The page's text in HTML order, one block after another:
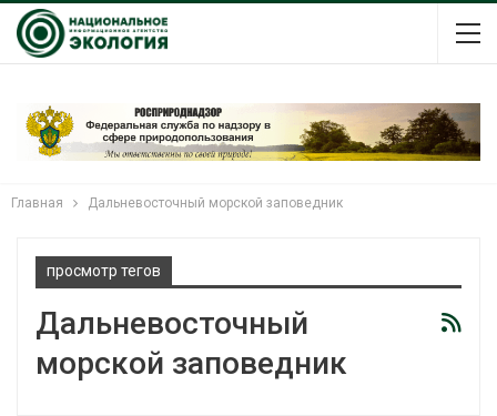
Главная Дальневосточный морской заповедник
просмотр тегов
Дальневосточный
морской заповедник